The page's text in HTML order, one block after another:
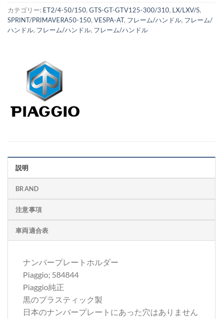
カテゴリー: ET2/4-50/150, GTS-GT-GTV125-300/310, LX/LXV/S,
SPRINT/PRIMAVERA50-150, VESPA-AT, フレーム/ハンドル, フレーム/
ハンドル, フレーム/ハンドル, フレーム/ハンドル
説明
BRAND
注意事項
車両適合表
ナンバープレートホルダー
Piaggio; 584844
Piaggio純正
黒のプラスティック製
日本のナンバープレートにあった穴はありません